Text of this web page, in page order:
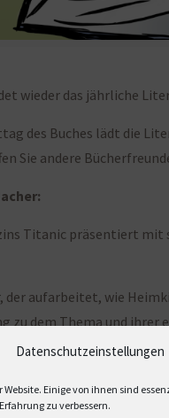
Datenschutzeinstellungen
Website. Einige von ihnen sind
zu verbessern.
wieder das jährliche
des Buches lädt die
Sie andere
Titanic präsentiert mit
aufarbeitet, wie
dem Thema und ihrer
Spagate zwischen
zum Besten.